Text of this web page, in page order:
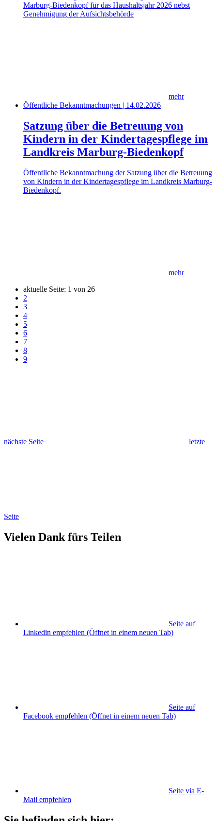
Marburg-Biedenkopf für das Haushaltsjahr 2026 nebst
Genehmigung der Aufsichtsbehörde
mehr
Öffentliche Bekanntmachungen | 14.02.2026
Satzung über die Betreuung von
Kindern in der Kindertagespflege im
Landkreis Marburg-Biedenkopf
Öffentliche Bekanntmachung der Satzung über die Betreuung
von Kindern in der Kindertagespflege im Landkreis Marburg-
Biedenkopf.
mehr
aktuelle Seite: 1 von 26
2
3
4
5
6
7
8
9
nächste Seite letzte
Seite
Vielen Dank fürs Teilen
Seite auf
Linkedin empfehlen (Öffnet in einem neuen Tab)
Seite auf
Facebook empfehlen (Öffnet in einem neuen Tab)
Seite via E-
Mail empfehlen